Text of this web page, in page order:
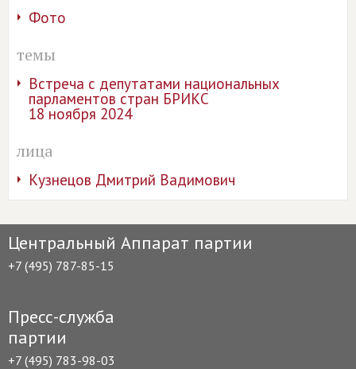
Фото
темы
Встреча с депутатами национальных
парламентов стран БРИКС
18 ноября 2024
лица
Кузнецов Дмитрий Вадимович
Центральный Аппарат партии
+7 (495) 787-85-15
Пресс-служба
партии
+7 (495) 783-98-03